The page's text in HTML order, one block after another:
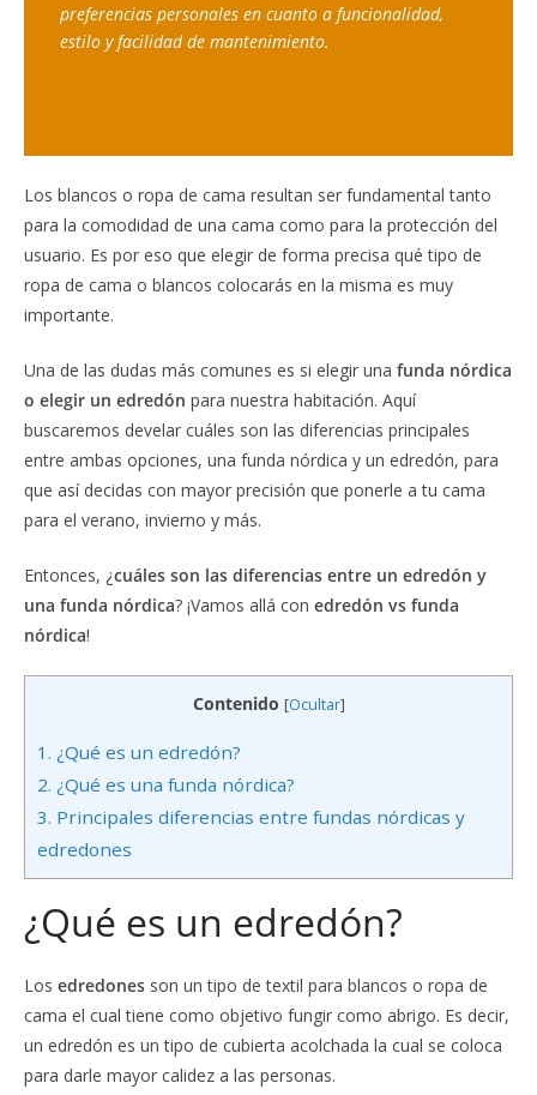
preferencias personales en cuanto a funcionalidad,
estilo y facilidad de mantenimiento.
Los blancos o ropa de cama resultan ser fundamental tanto
para la comodidad de una cama como para la protección del
usuario. Es por eso que elegir de forma precisa qué tipo de
ropa de cama o blancos colocarás en la misma es muy
importante.
Una de las dudas más comunes es si elegir una funda nórdica
o elegir un edredón para nuestra habitación. Aquí
buscaremos develar cuáles son las diferencias principales
entre ambas opciones, una funda nórdica y un edredón, para
que así decidas con mayor precisión que ponerle a tu cama
para el verano, invierno y más.
Entonces, ¿cuáles son las diferencias entre un edredón y
una funda nórdica? ¡Vamos allá con edredón vs funda
nórdica!
Contenido [Ocultar]
1. ¿Qué es un edredón?
2. ¿Qué es una funda nórdica?
3. Principales diferencias entre fundas nórdicas y
edredones
¿Qué es un edredón?
Los edredones son un tipo de textil para blancos o ropa de
cama el cual tiene como objetivo fungir como abrigo. Es decir,
un edredón es un tipo de cubierta acolchada la cual se coloca
para darle mayor calidez a las personas.